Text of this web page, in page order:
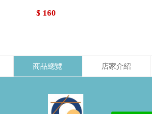
$ 160
商品總覽 店家介紹